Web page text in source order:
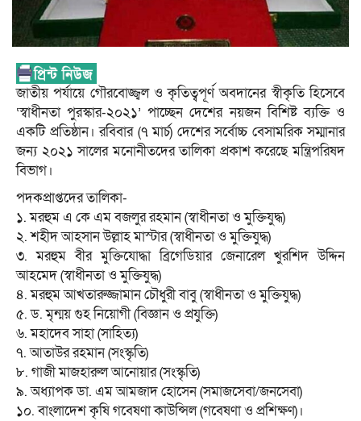
জাতীয় পর্যায়ে গৌরবোজ্জ্বল ও কৃতিত্বপূর্ণ অবদানের স্বীকৃতি হিসেবে
‘স্বাধীনতা পুরস্কার-২০২১’ পাচ্ছেন দেশের নয়জন বিশিষ্ট ব্যক্তি ও
একটি প্রতিষ্ঠান। রবিবার (৭ মার্চ) দেশের সর্বোচ্চ বেসামরিক সম্মানার
জন্য ২০২১ সালের মনোনীতদের তালিকা প্রকাশ করেছে মন্ত্রিপরিষদ
বিভাগ।
পদকপ্রাপ্তদের তালিকা-
১. মরহুম এ কে এম বজলুর রহমান (স্বাধীনতা ও মুক্তিযুদ্ধ)
২. শহীদ আহসান উল্লাহ মাস্টার (স্বাধীনতা ও মুক্তিযুদ্ধ)
৩. মরহুম বীর মুক্তিযোদ্ধা ব্রিগেডিয়ার জেনারেল খুরশিদ উদ্দিন
আহমেদ (স্বাধীনতা ও মুক্তিযুদ্ধ)
৪. মরহুম আখতারুজ্জামান চৌধুরী বাবু (স্বাধীনতা ও মুক্তিযুদ্ধ)
৫. ড. মৃন্ময় গুহ নিয়োগী (বিজ্ঞান ও প্রযুক্তি)
৬. মহাদেব সাহা (সাহিত্য)
৭. আতাউর রহমান (সংস্কৃতি)
৮. গাজী মাজহারুল আনোয়ার (সংস্কৃতি)
৯. অধ্যাপক ডা. এম আমজাদ হোসেন (সমাজসেবা/জনসেবা)
১০. বাংলাদেশ কৃষি গবেষণা কাউন্সিল (গবেষণা ও প্রশিক্ষণ)।